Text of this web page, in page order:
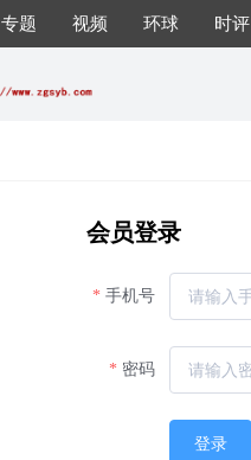
专题 视频 环球 时评
会员登录
手机号
密码
登录